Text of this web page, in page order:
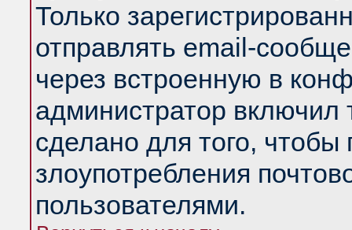
Только
отправлять email-
через встроенную в
администратор
сделано для того, чтобы
злоупотребления
пользователями.